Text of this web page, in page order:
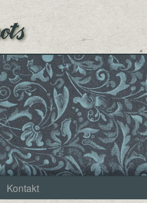
Kontakt